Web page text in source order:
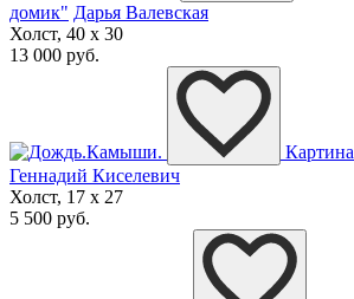
домик" Дарья Валевская
Холст, 40 x 30
13 000 руб.
Геннадий Киселевич
Холст, 17 x 27
5 500 руб.